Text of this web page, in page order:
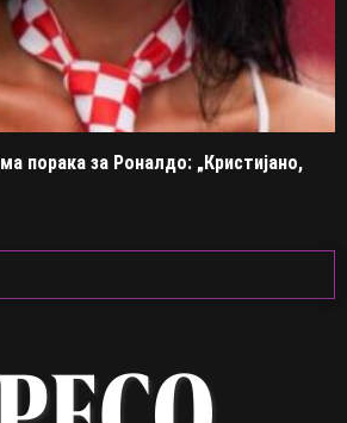
порака за Роналдо: „Кристијано,